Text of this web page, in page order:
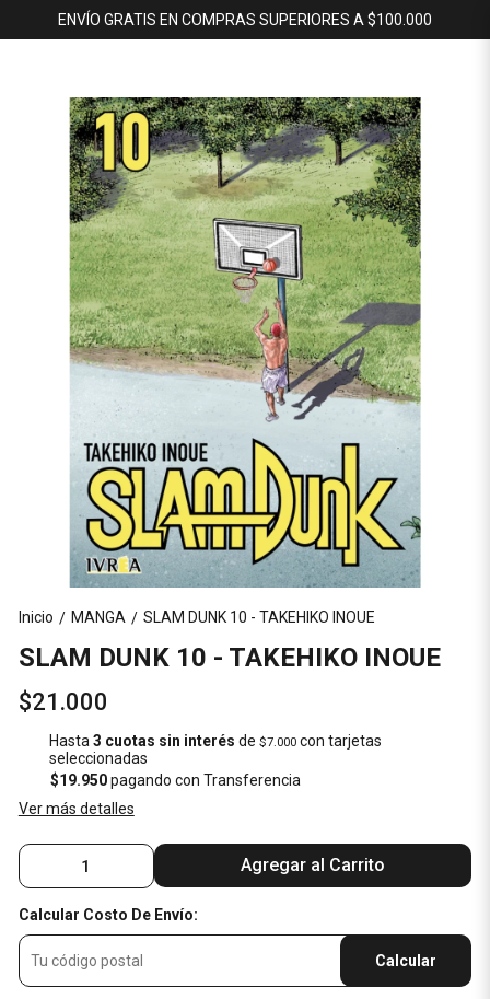
ENVÍO GRATIS EN COMPRAS SUPERIORES A $100.000
Inicio / MANGA / SLAM DUNK 10 - TAKEHIKO INOUE
SLAM DUNK 10 - TAKEHIKO INOUE
$21.000
Hasta3 cuotas sin interés de$7.000 con tarjetas
seleccionadas
$19.950pagando con Transferencia
Ver más detalles
Agregar al Carrito
Calcular Costo De Envío:
Calcular